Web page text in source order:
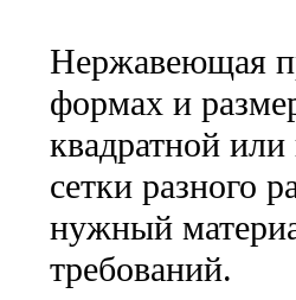
Нержавеющая
формах и
квадратной
сетки разного
нужный
требований.